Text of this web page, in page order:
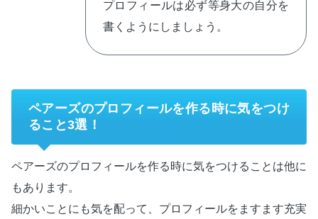
プロフィールは必ず等身大の自分を
書くようにしましょう。
ペアーズのプロフィールを作る時に気をつけ
ること3選！
ペアーズのプロフィールを作る時に気をつけることは他に
もあります。
細かいことにも気を配って、プロフィールをますます充実